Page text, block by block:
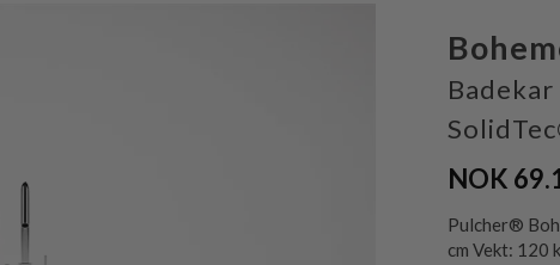
NOK
Pulcher®
cm Vekt: 120